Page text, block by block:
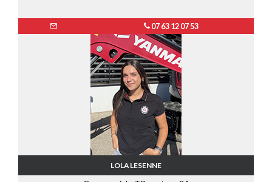
07 63 12 07 53
LOLA LESENNE